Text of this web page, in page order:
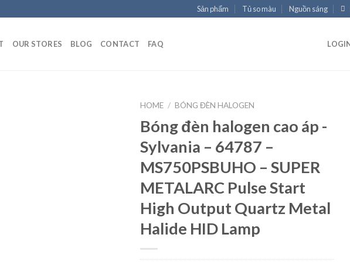
Sản phẩm Tủ so màu Nguồn sáng
OUR STORES BLOG CONTACT FAQ
HOME / BÓNG ĐÈN HALOGEN
Bóng đèn halogen cao áp -
Sylvania – 64787 –
MS750PSBUHO – SUPER
METALARC Pulse Start
High Output Quartz Metal
Halide HID Lamp